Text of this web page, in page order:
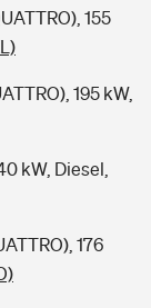
155
195 kW,
kW, Diesel,
176